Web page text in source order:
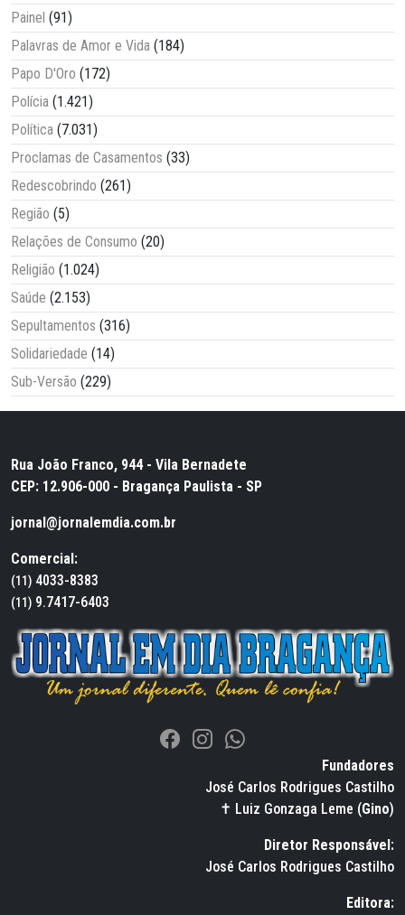
Painel (91)
Palavras de Amor e Vida (184)
Papo D'Oro (172)
Polícia (1.421)
Política (7.031)
Proclamas de Casamentos (33)
Redescobrindo (261)
Região (5)
Relações de Consumo (20)
Religião (1.024)
Saúde (2.153)
Sepultamentos (316)
Solidariedade (14)
Sub-Versão (229)
Rua João Franco, 944 - Vila Bernadete
CEP: 12.906-000 - Bragança Paulista - SP
jornal@jornalemdia.com.br
Comercial:
(11) 4033-8383
(11) 9.7417-6403
Fundadores
José Carlos Rodrigues Castilho
✝ Luiz Gonzaga Leme (Gino)
Diretor Responsável:
José Carlos Rodrigues Castilho
Editora: